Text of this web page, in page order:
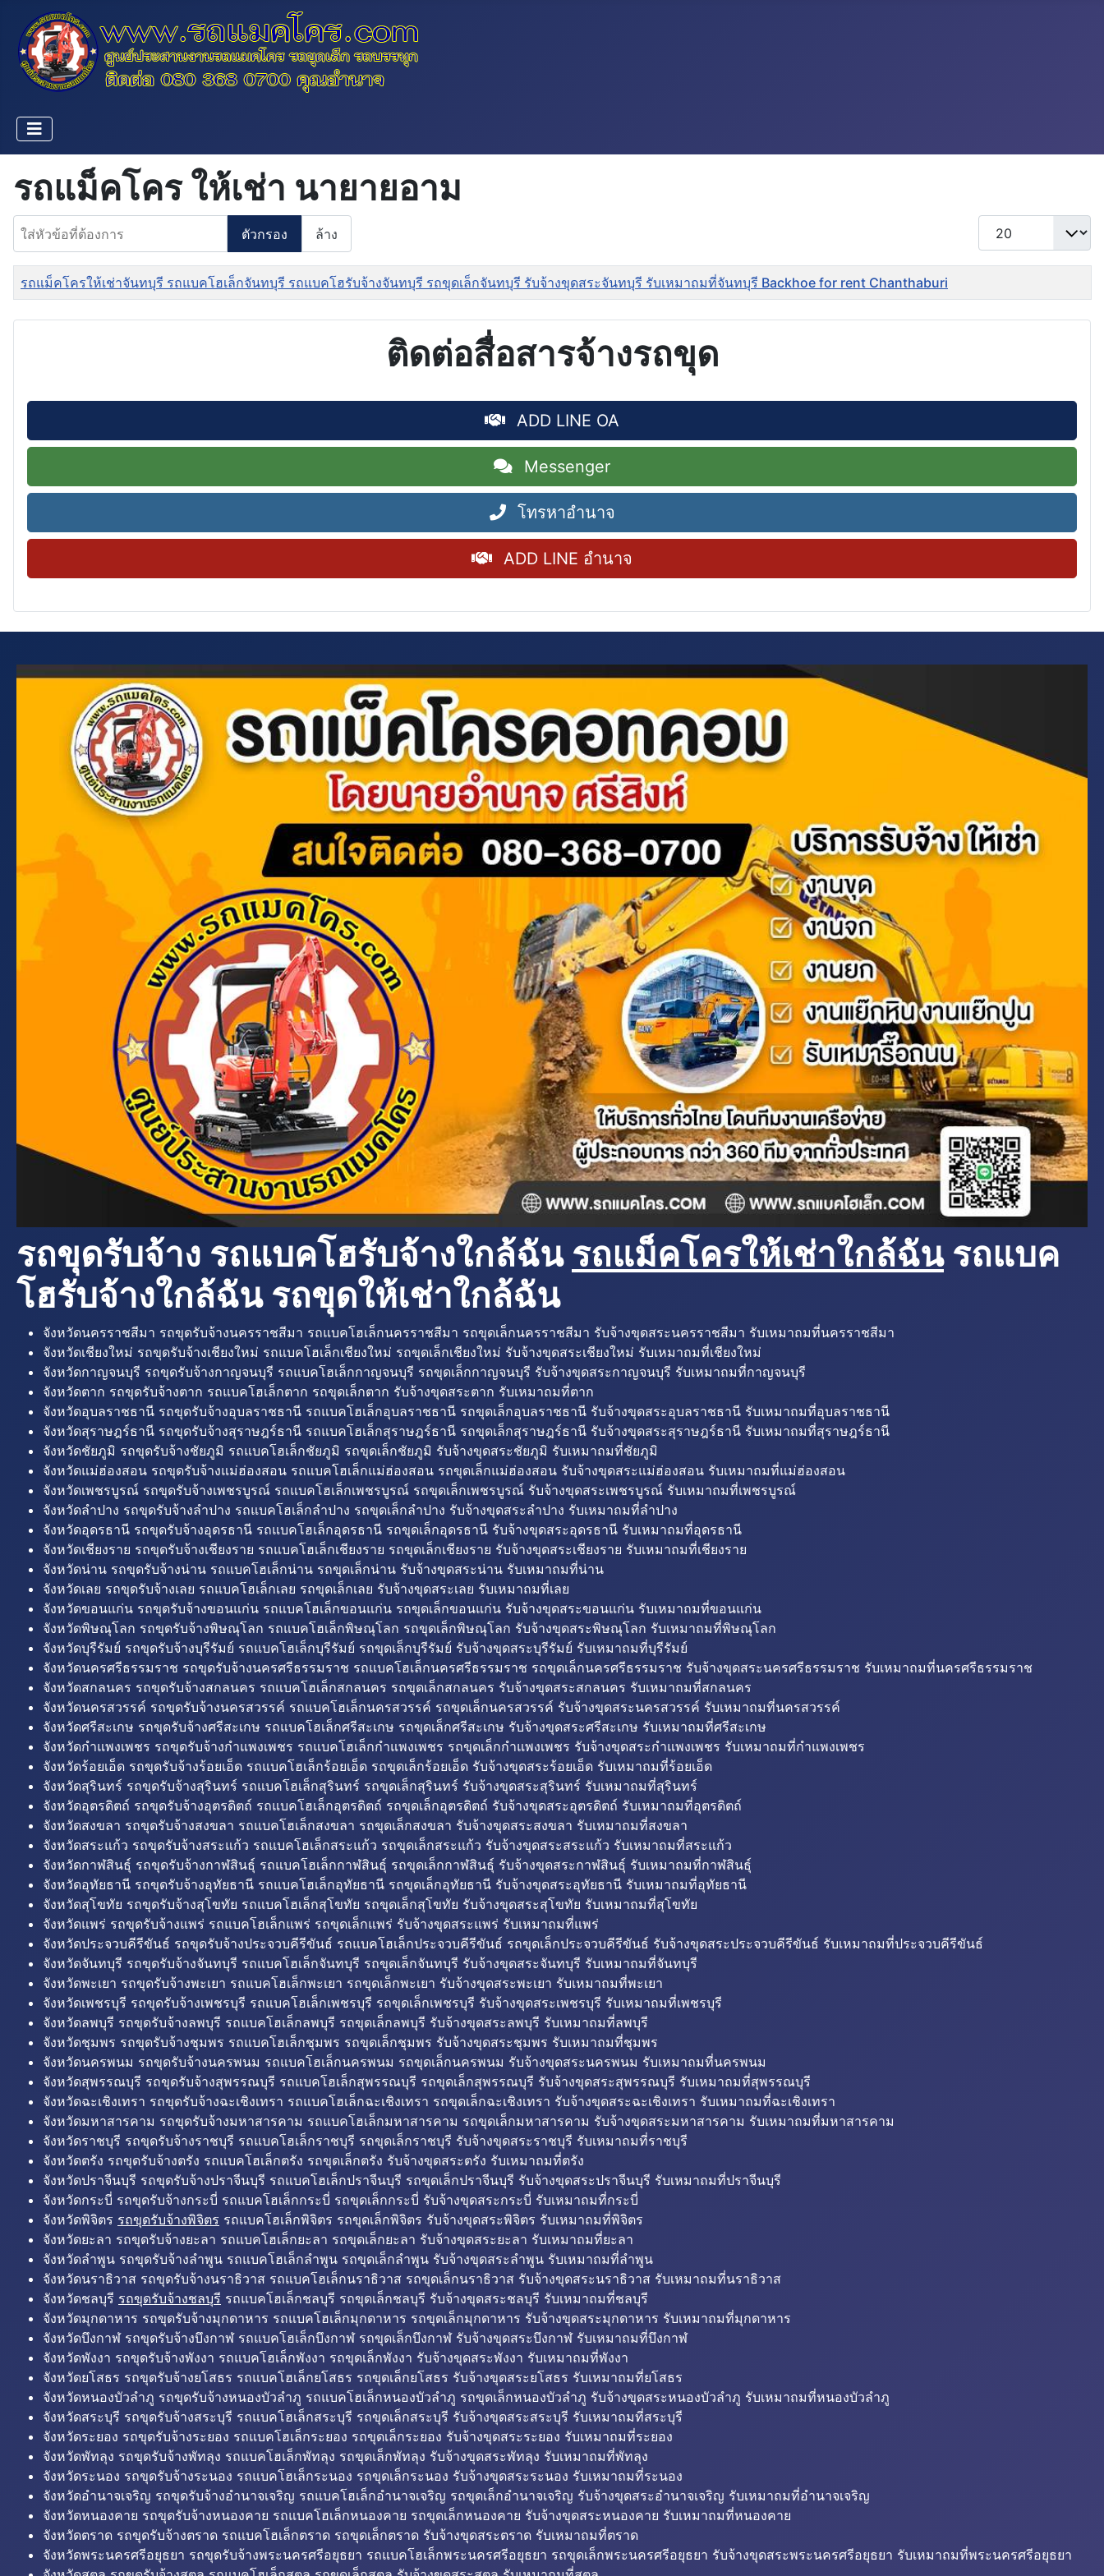
รถแม็คโคร ให้เช่า นายายอาม
ใส่หัวข้อที่ต้องการ
ตัวกรอง ล้าง
แสดง #
ชื่อ
รถแม็คโครให้เช่าจันทบุรี รถแบคโฮเล็กจันทบุรี รถแบคโฮรับจ้างจันทบุรี รถขุดเล็กจันทบุรี รับจ้างขุดสระจันทบุรี รับเหมาถมที่จันทบุรี Backhoe for rent Chanthaburi
ติดต่อสื่อสารจ้างรถขุด
ADD LINE OA
Messenger
โทรหาอำนาจ
ADD LINE อำนาจ
รถขุดรับจ้าง รถแบคโฮรับจ้างใกล้ฉัน รถแม็คโครให้เช่าใกล้ฉันรถแบค
โฮรับจ้างใกล้ฉัน รถขุดให้เช่าใกล้ฉัน
จังหวัดนครราชสีมา รถขุดรับจ้างนครราชสีมา รถแบคโฮเล็กนครราชสีมา รถขุดเล็กนครราชสีมา รับจ้างขุดสระนครราชสีมา รับเหมาถมที่นครราชสีมา
จังหวัดเชียงใหม่ รถขุดรับจ้างเชียงใหม่ รถแบคโฮเล็กเชียงใหม่ รถขุดเล็กเชียงใหม่ รับจ้างขุดสระเชียงใหม่ รับเหมาถมที่เชียงใหม่
จังหวัดกาญจนบุรี รถขุดรับจ้างกาญจนบุรี รถแบคโฮเล็กกาญจนบุรี รถขุดเล็กกาญจนบุรี รับจ้างขุดสระกาญจนบุรี รับเหมาถมที่กาญจนบุรี
จังหวัดตาก รถขุดรับจ้างตาก รถแบคโฮเล็กตาก รถขุดเล็กตาก รับจ้างขุดสระตาก รับเหมาถมที่ตาก
จังหวัดอุบลราชธานี รถขุดรับจ้างอุบลราชธานี รถแบคโฮเล็กอุบลราชธานี รถขุดเล็กอุบลราชธานี รับจ้างขุดสระอุบลราชธานี รับเหมาถมที่อุบลราชธานี
จังหวัดสุราษฎร์ธานี รถขุดรับจ้างสุราษฎร์ธานี รถแบคโฮเล็กสุราษฎร์ธานี รถขุดเล็กสุราษฎร์ธานี รับจ้างขุดสระสุราษฎร์ธานี รับเหมาถมที่สุราษฎร์ธานี
จังหวัดชัยภูมิ รถขุดรับจ้างชัยภูมิ รถแบคโฮเล็กชัยภูมิ รถขุดเล็กชัยภูมิ รับจ้างขุดสระชัยภูมิ รับเหมาถมที่ชัยภูมิ
จังหวัดแม่ฮ่องสอน รถขุดรับจ้างแม่ฮ่องสอน รถแบคโฮเล็กแม่ฮ่องสอน รถขุดเล็กแม่ฮ่องสอน รับจ้างขุดสระแม่ฮ่องสอน รับเหมาถมที่แม่ฮ่องสอน
จังหวัดเพชรบูรณ์ รถขุดรับจ้างเพชรบูรณ์ รถแบคโฮเล็กเพชรบูรณ์ รถขุดเล็กเพชรบูรณ์ รับจ้างขุดสระเพชรบูรณ์ รับเหมาถมที่เพชรบูรณ์
จังหวัดลำปาง รถขุดรับจ้างลำปาง รถแบคโฮเล็กลำปาง รถขุดเล็กลำปาง รับจ้างขุดสระลำปาง รับเหมาถมที่ลำปาง
จังหวัดอุดรธานี รถขุดรับจ้างอุดรธานี รถแบคโฮเล็กอุดรธานี รถขุดเล็กอุดรธานี รับจ้างขุดสระอุดรธานี รับเหมาถมที่อุดรธานี
จังหวัดเชียงราย รถขุดรับจ้างเชียงราย รถแบคโฮเล็กเชียงราย รถขุดเล็กเชียงราย รับจ้างขุดสระเชียงราย รับเหมาถมที่เชียงราย
จังหวัดน่าน รถขุดรับจ้างน่าน รถแบคโฮเล็กน่าน รถขุดเล็กน่าน รับจ้างขุดสระน่าน รับเหมาถมที่น่าน
จังหวัดเลย รถขุดรับจ้างเลย รถแบคโฮเล็กเลย รถขุดเล็กเลย รับจ้างขุดสระเลย รับเหมาถมที่เลย
จังหวัดขอนแก่น รถขุดรับจ้างขอนแก่น รถแบคโฮเล็กขอนแก่น รถขุดเล็กขอนแก่น รับจ้างขุดสระขอนแก่น รับเหมาถมที่ขอนแก่น
จังหวัดพิษณุโลก รถขุดรับจ้างพิษณุโลก รถแบคโฮเล็กพิษณุโลก รถขุดเล็กพิษณุโลก รับจ้างขุดสระพิษณุโลก รับเหมาถมที่พิษณุโลก
จังหวัดบุรีรัมย์ รถขุดรับจ้างบุรีรัมย์ รถแบคโฮเล็กบุรีรัมย์ รถขุดเล็กบุรีรัมย์ รับจ้างขุดสระบุรีรัมย์ รับเหมาถมที่บุรีรัมย์
จังหวัดนครศรีธรรมราช รถขุดรับจ้างนครศรีธรรมราช รถแบคโฮเล็กนครศรีธรรมราช รถขุดเล็กนครศรีธรรมราช รับจ้างขุดสระนครศรีธรรมราช รับเหมาถมที่นครศรีธรรมราช
จังหวัดสกลนคร รถขุดรับจ้างสกลนคร รถแบคโฮเล็กสกลนคร รถขุดเล็กสกลนคร รับจ้างขุดสระสกลนคร รับเหมาถมที่สกลนคร
จังหวัดนครสวรรค์ รถขุดรับจ้างนครสวรรค์ รถแบคโฮเล็กนครสวรรค์ รถขุดเล็กนครสวรรค์ รับจ้างขุดสระนครสวรรค์ รับเหมาถมที่นครสวรรค์
จังหวัดศรีสะเกษ รถขุดรับจ้างศรีสะเกษ รถแบคโฮเล็กศรีสะเกษ รถขุดเล็กศรีสะเกษ รับจ้างขุดสระศรีสะเกษ รับเหมาถมที่ศรีสะเกษ
จังหวัดกำแพงเพชร รถขุดรับจ้างกำแพงเพชร รถแบคโฮเล็กกำแพงเพชร รถขุดเล็กกำแพงเพชร รับจ้างขุดสระกำแพงเพชร รับเหมาถมที่กำแพงเพชร
จังหวัดร้อยเอ็ด รถขุดรับจ้างร้อยเอ็ด รถแบคโฮเล็กร้อยเอ็ด รถขุดเล็กร้อยเอ็ด รับจ้างขุดสระร้อยเอ็ด รับเหมาถมที่ร้อยเอ็ด
จังหวัดสุรินทร์ รถขุดรับจ้างสุรินทร์ รถแบคโฮเล็กสุรินทร์ รถขุดเล็กสุรินทร์ รับจ้างขุดสระสุรินทร์ รับเหมาถมที่สุรินทร์
จังหวัดอุตรดิตถ์ รถขุดรับจ้างอุตรดิตถ์ รถแบคโฮเล็กอุตรดิตถ์ รถขุดเล็กอุตรดิตถ์ รับจ้างขุดสระอุตรดิตถ์ รับเหมาถมที่อุตรดิตถ์
จังหวัดสงขลา รถขุดรับจ้างสงขลา รถแบคโฮเล็กสงขลา รถขุดเล็กสงขลา รับจ้างขุดสระสงขลา รับเหมาถมที่สงขลา
จังหวัดสระแก้ว รถขุดรับจ้างสระแก้ว รถแบคโฮเล็กสระแก้ว รถขุดเล็กสระแก้ว รับจ้างขุดสระสระแก้ว รับเหมาถมที่สระแก้ว
จังหวัดกาฬสินธุ์ รถขุดรับจ้างกาฬสินธุ์ รถแบคโฮเล็กกาฬสินธุ์ รถขุดเล็กกาฬสินธุ์ รับจ้างขุดสระกาฬสินธุ์ รับเหมาถมที่กาฬสินธุ์
จังหวัดอุทัยธานี รถขุดรับจ้างอุทัยธานี รถแบคโฮเล็กอุทัยธานี รถขุดเล็กอุทัยธานี รับจ้างขุดสระอุทัยธานี รับเหมาถมที่อุทัยธานี
จังหวัดสุโขทัย รถขุดรับจ้างสุโขทัย รถแบคโฮเล็กสุโขทัย รถขุดเล็กสุโขทัย รับจ้างขุดสระสุโขทัย รับเหมาถมที่สุโขทัย
จังหวัดแพร่ รถขุดรับจ้างแพร่ รถแบคโฮเล็กแพร่ รถขุดเล็กแพร่ รับจ้างขุดสระแพร่ รับเหมาถมที่แพร่
จังหวัดประจวบคีรีขันธ์ รถขุดรับจ้างประจวบคีรีขันธ์ รถแบคโฮเล็กประจวบคีรีขันธ์ รถขุดเล็กประจวบคีรีขันธ์ รับจ้างขุดสระประจวบคีรีขันธ์ รับเหมาถมที่ประจวบคีรีขันธ์
จังหวัดจันทบุรี รถขุดรับจ้างจันทบุรี รถแบคโฮเล็กจันทบุรี รถขุดเล็กจันทบุรี รับจ้างขุดสระจันทบุรี รับเหมาถมที่จันทบุรี
จังหวัดพะเยา รถขุดรับจ้างพะเยา รถแบคโฮเล็กพะเยา รถขุดเล็กพะเยา รับจ้างขุดสระพะเยา รับเหมาถมที่พะเยา
จังหวัดเพชรบุรี รถขุดรับจ้างเพชรบุรี รถแบคโฮเล็กเพชรบุรี รถขุดเล็กเพชรบุรี รับจ้างขุดสระเพชรบุรี รับเหมาถมที่เพชรบุรี
จังหวัดลพบุรี รถขุดรับจ้างลพบุรี รถแบคโฮเล็กลพบุรี รถขุดเล็กลพบุรี รับจ้างขุดสระลพบุรี รับเหมาถมที่ลพบุรี
จังหวัดชุมพร รถขุดรับจ้างชุมพร รถแบคโฮเล็กชุมพร รถขุดเล็กชุมพร รับจ้างขุดสระชุมพร รับเหมาถมที่ชุมพร
จังหวัดนครพนม รถขุดรับจ้างนครพนม รถแบคโฮเล็กนครพนม รถขุดเล็กนครพนม รับจ้างขุดสระนครพนม รับเหมาถมที่นครพนม
จังหวัดสุพรรณบุรี รถขุดรับจ้างสุพรรณบุรี รถแบคโฮเล็กสุพรรณบุรี รถขุดเล็กสุพรรณบุรี รับจ้างขุดสระสุพรรณบุรี รับเหมาถมที่สุพรรณบุรี
จังหวัดฉะเชิงเทรา รถขุดรับจ้างฉะเชิงเทรา รถแบคโฮเล็กฉะเชิงเทรา รถขุดเล็กฉะเชิงเทรา รับจ้างขุดสระฉะเชิงเทรา รับเหมาถมที่ฉะเชิงเทรา
จังหวัดมหาสารคาม รถขุดรับจ้างมหาสารคาม รถแบคโฮเล็กมหาสารคาม รถขุดเล็กมหาสารคาม รับจ้างขุดสระมหาสารคาม รับเหมาถมที่มหาสารคาม
จังหวัดราชบุรี รถขุดรับจ้างราชบุรี รถแบคโฮเล็กราชบุรี รถขุดเล็กราชบุรี รับจ้างขุดสระราชบุรี รับเหมาถมที่ราชบุรี
จังหวัดตรัง รถขุดรับจ้างตรัง รถแบคโฮเล็กตรัง รถขุดเล็กตรัง รับจ้างขุดสระตรัง รับเหมาถมที่ตรัง
จังหวัดปราจีนบุรี รถขุดรับจ้างปราจีนบุรี รถแบคโฮเล็กปราจีนบุรี รถขุดเล็กปราจีนบุรี รับจ้างขุดสระปราจีนบุรี รับเหมาถมที่ปราจีนบุรี
จังหวัดกระบี่ รถขุดรับจ้างกระบี่ รถแบคโฮเล็กกระบี่ รถขุดเล็กกระบี่ รับจ้างขุดสระกระบี่ รับเหมาถมที่กระบี่
จังหวัดพิจิตร รถขุดรับจ้างพิจิตร รถแบคโฮเล็กพิจิตร รถขุดเล็กพิจิตร รับจ้างขุดสระพิจิตร รับเหมาถมที่พิจิตร
จังหวัดยะลา รถขุดรับจ้างยะลา รถแบคโฮเล็กยะลา รถขุดเล็กยะลา รับจ้างขุดสระยะลา รับเหมาถมที่ยะลา
จังหวัดลำพูน รถขุดรับจ้างลำพูน รถแบคโฮเล็กลำพูน รถขุดเล็กลำพูน รับจ้างขุดสระลำพูน รับเหมาถมที่ลำพูน
จังหวัดนราธิวาส รถขุดรับจ้างนราธิวาส รถแบคโฮเล็กนราธิวาส รถขุดเล็กนราธิวาส รับจ้างขุดสระนราธิวาส รับเหมาถมที่นราธิวาส
จังหวัดชลบุรี รถขุดรับจ้างชลบุรี รถแบคโฮเล็กชลบุรี รถขุดเล็กชลบุรี รับจ้างขุดสระชลบุรี รับเหมาถมที่ชลบุรี
จังหวัดมุกดาหาร รถขุดรับจ้างมุกดาหาร รถแบคโฮเล็กมุกดาหาร รถขุดเล็กมุกดาหาร รับจ้างขุดสระมุกดาหาร รับเหมาถมที่มุกดาหาร
จังหวัดบึงกาฬ รถขุดรับจ้างบึงกาฬ รถแบคโฮเล็กบึงกาฬ รถขุดเล็กบึงกาฬ รับจ้างขุดสระบึงกาฬ รับเหมาถมที่บึงกาฬ
จังหวัดพังงา รถขุดรับจ้างพังงา รถแบคโฮเล็กพังงา รถขุดเล็กพังงา รับจ้างขุดสระพังงา รับเหมาถมที่พังงา
จังหวัดยโสธร รถขุดรับจ้างยโสธร รถแบคโฮเล็กยโสธร รถขุดเล็กยโสธร รับจ้างขุดสระยโสธร รับเหมาถมที่ยโสธร
จังหวัดหนองบัวลำภู รถขุดรับจ้างหนองบัวลำภู รถแบคโฮเล็กหนองบัวลำภู รถขุดเล็กหนองบัวลำภู รับจ้างขุดสระหนองบัวลำภู รับเหมาถมที่หนองบัวลำภู
จังหวัดสระบุรี รถขุดรับจ้างสระบุรี รถแบคโฮเล็กสระบุรี รถขุดเล็กสระบุรี รับจ้างขุดสระสระบุรี รับเหมาถมที่สระบุรี
จังหวัดระยอง รถขุดรับจ้างระยอง รถแบคโฮเล็กระยอง รถขุดเล็กระยอง รับจ้างขุดสระระยอง รับเหมาถมที่ระยอง
จังหวัดพัทลุง รถขุดรับจ้างพัทลุง รถแบคโฮเล็กพัทลุง รถขุดเล็กพัทลุง รับจ้างขุดสระพัทลุง รับเหมาถมที่พัทลุง
จังหวัดระนอง รถขุดรับจ้างระนอง รถแบคโฮเล็กระนอง รถขุดเล็กระนอง รับจ้างขุดสระระนอง รับเหมาถมที่ระนอง
จังหวัดอำนาจเจริญ รถขุดรับจ้างอำนาจเจริญ รถแบคโฮเล็กอำนาจเจริญ รถขุดเล็กอำนาจเจริญ รับจ้างขุดสระอำนาจเจริญ รับเหมาถมที่อำนาจเจริญ
จังหวัดหนองคาย รถขุดรับจ้างหนองคาย รถแบคโฮเล็กหนองคาย รถขุดเล็กหนองคาย รับจ้างขุดสระหนองคาย รับเหมาถมที่หนองคาย
จังหวัดตราด รถขุดรับจ้างตราด รถแบคโฮเล็กตราด รถขุดเล็กตราด รับจ้างขุดสระตราด รับเหมาถมที่ตราด
จังหวัดพระนครศรีอยุธยา รถขุดรับจ้างพระนครศรีอยุธยา รถแบคโฮเล็กพระนครศรีอยุธยา รถขุดเล็กพระนครศรีอยุธยา รับจ้างขุดสระพระนครศรีอยุธยา รับเหมาถมที่พระนครศรีอยุธยา